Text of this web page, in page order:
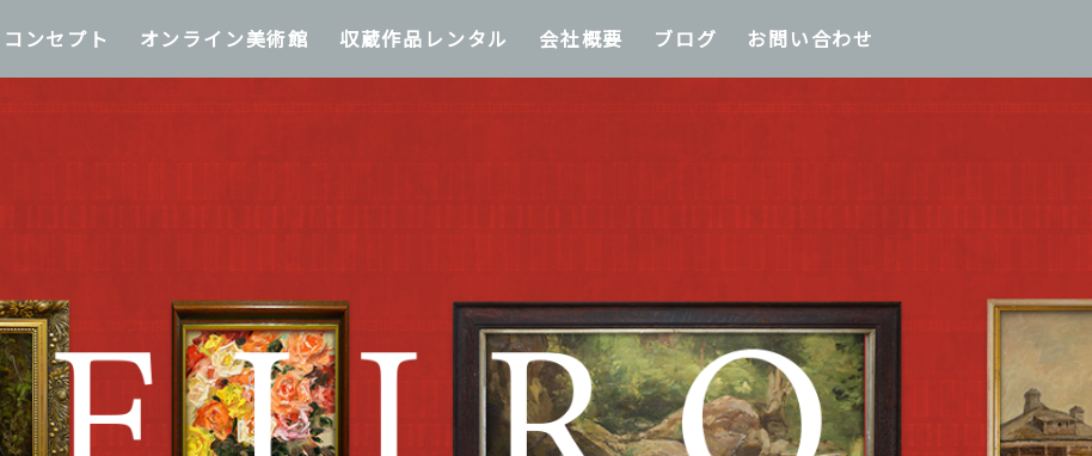
コンセプト オンライン美術館 収蔵作品レンタル 会社概要 ブログ お問い合わせ